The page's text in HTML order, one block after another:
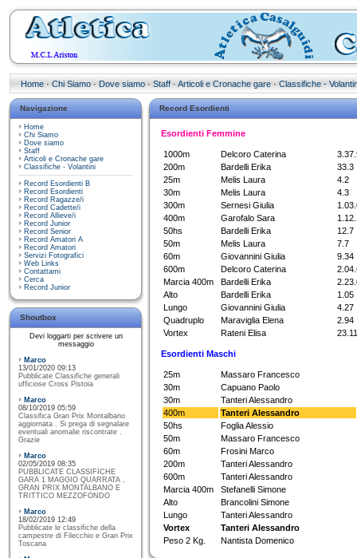
Home · Chi Siamo · Dove siamo · Staff · Articoli e Cronache gare · Classifiche -
Navigazione
Home
Chi Siamo
Dove siamo
Staff
Articoli e Cronache gare
Classifiche - Volantini
Record Esordienti B
Record Esordienti
Record Ragazze/i
Record Cadette/i
Record Allieve/i
Record Junior
Record Senior
Record Amatori A
Record Amatori
Servizi Fotografici
Web Links
Contattami
Cerca
Record Junior
Shoutbox
Devi loggarti per scrivere un
messaggio
Marco
13/01/2020 09:13
Pubblicate Classifiche generali
ufficiose Cross Pistoia
Marco
08/10/2019 05:59
Classifica Gran Prix Montalbano
aggiornata . Si prega di segnalare
eventuali anomalie riscontrate .
Grazie
Marco
02/05/2019 08:35
PUBBLICATE CLASSIFICHE
GARA 1 MAGGIO QUARRATA ,
GRAN PRIX MONTALBANO E
TRITTICO MEZZOFONDO
Marco
18/02/2019 12:49
Pubblicate le classifiche della
campestre di Filecchio e Gran Prix
Toscana
Record Esordienti
Esordienti Femmine
1000m Delcoro Caterina
200m
Bardelli Erika
33.3
25m
Melis Laura
4.2
30m
Melis Laura
4.3
300m
Sernesi Giulia
400m
Garofalo Sara
50hs
Bardelli Erika
12.7
50m
Melis Laura
7.7
60m
Giovannini Giulia
9.34
600m
Delcoro Caterina
Marcia 400m
Bardelli Erika
Alto
Bardelli Erika
1.05
Lungo
Giovannini Giulia
4.27
Quadruplo
Maraviglia Elena
2.94
Vortex
Rateni Elisa 23.11
Esordienti Maschi
25m
Massaro Francesco
30m
Capuano Paolo
30m
Tanteri Alessandro
400m
Tanteri Alessandro
50hs
Foglia Alessio
50m
Massaro Francesco
60m
Frosini Marco
200m
Tanteri Alessandro
600m
Tanteri Alessandro
Marcia 400m
Stefanelli Simone
Alto
Brancolini Simone
Lungo
Tanteri Alessandro
Vortex
Tanteri Alessandro
Peso 2 Kg.
Nantista Domenico